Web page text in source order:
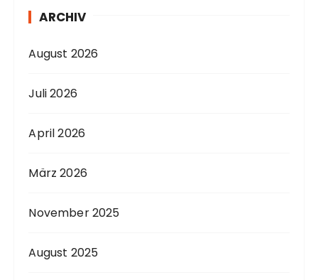
ARCHIV
August 2026
Juli 2026
April 2026
März 2026
November 2025
August 2025